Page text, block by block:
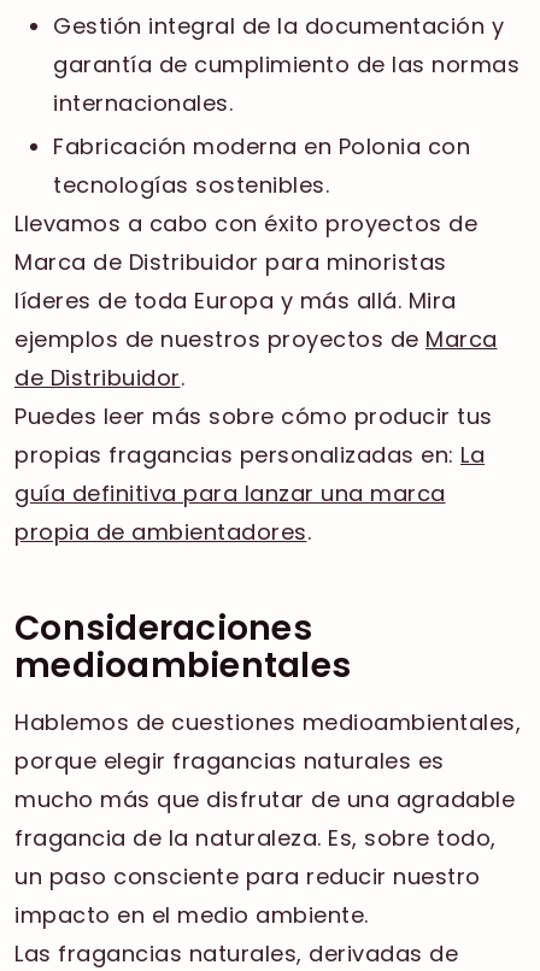
Gestión integral de la documentación y
garantía de cumplimiento de las normas
internacionales.
Fabricación moderna en Polonia con
tecnologías sostenibles.
Llevamos a cabo con éxito proyectos de
Marca de Distribuidor para minoristas
líderes de toda Europa y más allá. Mira
ejemplos de nuestros proyectos de Marca
de Distribuidor.
Puedes leer más sobre cómo producir tus
propias fragancias personalizadas en: La
guía definitiva para lanzar una marca
propia de ambientadores.
Consideraciones
medioambientales
Hablemos de cuestiones medioambientales,
porque elegir fragancias naturales es
mucho más que disfrutar de una agradable
fragancia de la naturaleza. Es, sobre todo,
un paso consciente para reducir nuestro
impacto en el medio ambiente.
Las fragancias naturales, derivadas de